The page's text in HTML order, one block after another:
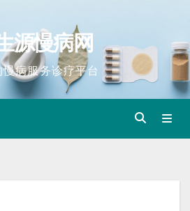
源慢病网
慢病服务诊疗平台